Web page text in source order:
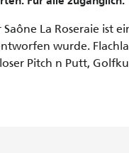
La Roseraie ist
wurde.
Pitch n Putt,